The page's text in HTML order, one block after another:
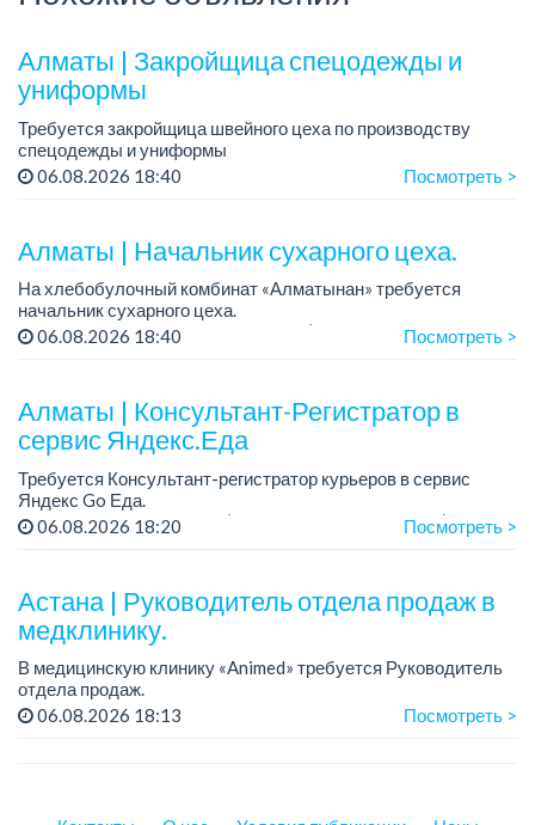
Алматы | Закройщица спецодежды и
униформы
Требуется закройщица швейного цеха по производству
спецодежды и униформы
Рабочий день с 9:00 до 18:00
06.08.2026 18:40 Посмотреть >
Алматы | Начальник сухарного цеха.
На хлебобулочный комбинат «Алматынан» требуется
начальник сухарного цеха.
Зарплата: от 300 000 тенге на руки (обсуждается на
Требования: оп...
06.08.2026 18:40 Посмотреть >
Алматы | Консультант-Регистратор в
сервис Яндекс.Еда
Требуется Консультант-регистратор курьеров в сервис
Яндекс Go Еда.
Условия: работа в офисе (Абылай хана - Макатаева).
06.08.2026 18:20 Посмотреть >
Астана | Руководитель отдела продаж в
медклинику.
В медицинскую клинику «Animed» требуется Руководитель
отдела продаж.
Зарплата: от 1 200 000 тенге в месяц.
06.08.2026 18:13 Посмотреть >